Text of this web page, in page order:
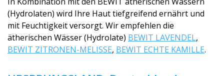
(Hydrolaten) wird Ihre Haut tiefgreifend ernährt und
mit Feuchtigkeit versorgt. Wir empfehlen die
ätherischen Wässer (Hydrolate) BEWIT LAVENDEL,
BEWIT ZITRONEN-MELISSE, BEWIT ECHTE KAMILLE.